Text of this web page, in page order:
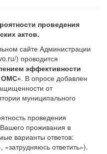
проведения
актов.
сайте Администрации
) проводится
эффективности
ОМС». В опросе добавлен
от
муниципального
проведения
Вашего проживания в
варианты ответов:
ответить»).